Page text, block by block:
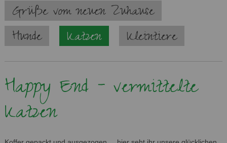
Grüße vom neuen Zuhause
Hunde
Katzen Kleintiere
Happy End - vermittelte
Katzen